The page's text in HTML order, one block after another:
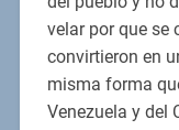
velar por que se
convirtieron en
misma forma
Venezuela y del